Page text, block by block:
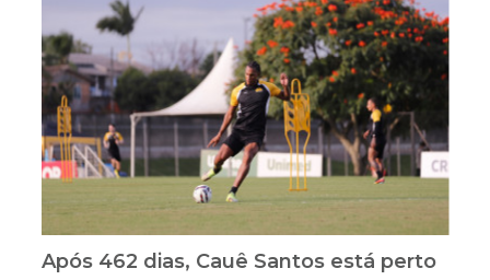
Após 462 dias, Cauê Santos está perto